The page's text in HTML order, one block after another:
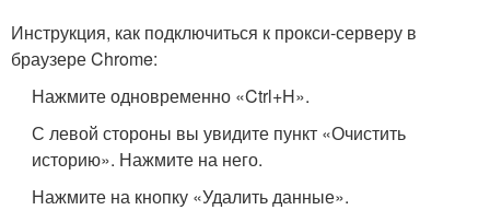
Инструкция, как подключиться к прокси-серверу в
браузере Chrome:
Нажмите одновременно «Ctrl+H».
С левой стороны вы увидите пункт «Очистить
историю». Нажмите на него.
Нажмите на кнопку «Удалить данные».